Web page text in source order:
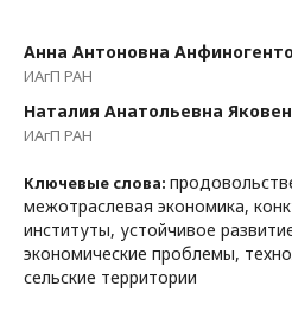
Анна Антоновна
ИАгП РАН
Наталия Анатольевна
ИАгП РАН
Ключевые слова:
межотраслевая экономика,
институты, устойчивое
экономические проблемы,
сельские территории